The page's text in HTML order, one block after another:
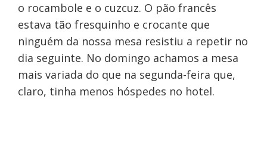
o rocambole e o cuzcuz. O pão francês
estava tão fresquinho e crocante que
ninguém da nossa mesa resistiu a repetir no
dia seguinte. No domingo achamos a mesa
mais variada do que na segunda-feira que,
claro, tinha menos hóspedes no hotel.